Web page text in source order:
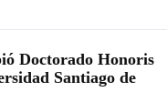
Doctorado Honoris
Santiago de